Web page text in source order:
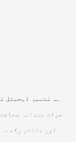
ہم کشمیر ڈیجیٹل
جرات مندانہ
اور متاثر